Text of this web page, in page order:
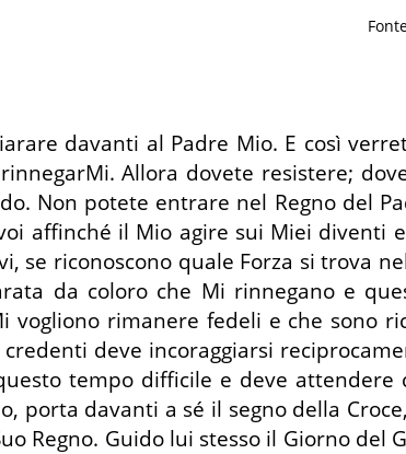
davanti al Padre Mio. E così
Allora dovete resistere;
Non potete entrare nel Regno del
affinché il Mio agire sui Miei diventi
se riconoscono quale Forza si trova
da coloro che Mi rinnegano e
rimanere fedeli e che sono
deve incoraggiarsi
tempo difficile e deve
porta davanti a sé il segno della
Regno. Guido lui stesso il Giorno del